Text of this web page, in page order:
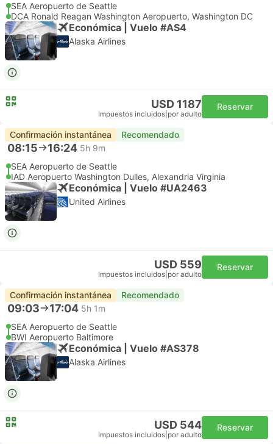
SEA Aeropuerto de Seattle
DCA Ronald Reagan Washington Aeropuerto, Washington DC
Económica | Vuelo #AS4
Alaska Airlines
USD 1187
Impuestos incluidos por adulto
Reservar
Confirmación instantánea Recomendado
08:15 16:24 5h 9m
SEA Aeropuerto de Seattle
IAD Aeropuerto Washington Dulles, Alexandria Virginia
Económica | Vuelo #UA2463
United Airlines
USD 559
Impuestos incluidos por adulto
Reservar
Confirmación instantánea Recomendado
09:03 17:04 5h 1m
SEA Aeropuerto de Seattle
BWI Aeropuerto Baltimore
Económica | Vuelo #AS378
Alaska Airlines
USD 544
Impuestos incluidos por adulto
Reservar